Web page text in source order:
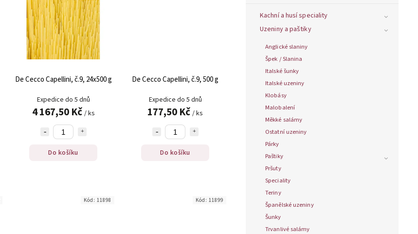
Kachní a husí speciality
Uzeniny a paštiky
Anglické slaniny
Špek / Slanina
Italské šunky
Italské uzeniny
Klobásy
Malobalení
Měkké salámy
Ostatní uzeniny
Párky
Paštiky
Pršuty
Speciality
Teriny
Španělské uzeniny
Šunky
Trvanlivé salámy
De Cecco Capellini, č.9, 24x500 g
Expedice do 5 dnů
4 167,50 Kč / ks
Do košíku
De Cecco Capellini, č.9, 500 g
Expedice do 5 dnů
177,50 Kč / ks
Do košíku
Kód: 11898 Kód: 11899